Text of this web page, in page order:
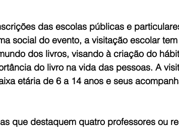
das escolas públicas e
social do evento, a visitação escolar
dos livros, visando à criação do
do livro na vida das pessoas. A
etária de 6 a 14 anos e seus
que destaquem quatro professores ou